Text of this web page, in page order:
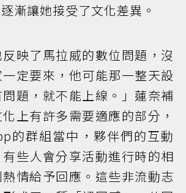
漸讓她接受了文化差異。
反映了馬拉威的數位問題，沒
定要來，他可能那一整天設
題，就不能上線。」蓮奈補
上有許多需要適應的部分，
的群組當中，夥伴們的互動
些人會分享活動進行時的相
情給予回應。這些非流動志